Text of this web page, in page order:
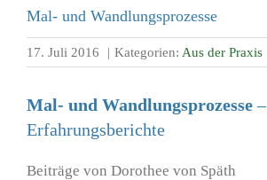
Mal- und Wandlungsprozesse
17. Juli 2016 | Kategorien: Aus der Praxis
Mal- und Wandlungsprozesse–
Erfahrungsberichte
Beiträge von Dorothee von Späth